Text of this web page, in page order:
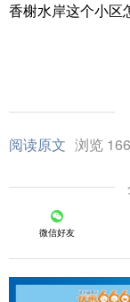
香榭水岸这个小区
阅读原文 浏览
微信好友